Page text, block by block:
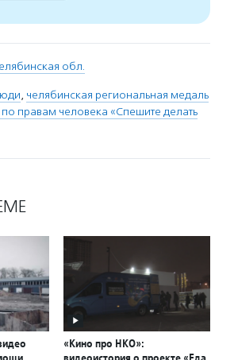
обл.
, челябинская региональная медаль
правам человека «Спешите делать
«Кино про НКО»: